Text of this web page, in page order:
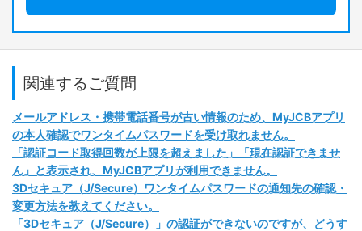
関連するご質問
メールアドレス・携帯電話番号が古い情報のため、MyJCBアプリ
の本人確認でワンタイムパスワードを受け取れません。
「認証コード取得回数が上限を超えました」「現在認証できませ
ん」と表示され、MyJCBアプリが利用できません。
3Dセキュア（J/Secure）ワンタイムパスワードの通知先の確認・
変更方法を教えてください。
「3Dセキュア（J/Secure）」の認証ができないのですが、どうす